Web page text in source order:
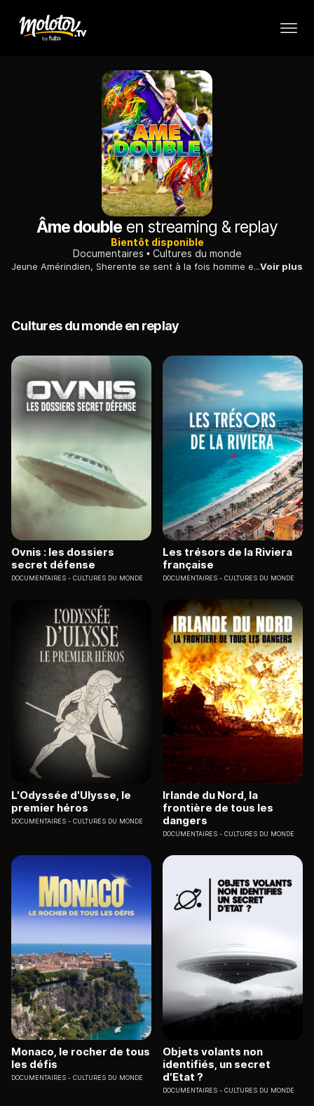
Âme double en streaming & replay
Bientôt disponible
Documentaires
Cultures du monde
Jeune Amérindien, Sherente se sent à la fois homme et femme. L'adolescent se bat contre les discriminations et pour les droits des indigènes.Voir plus
Cultures du monde en replay
Ovnis : les dossiers
secret défense
DOCUMENTAIRES CULTURES DU MONDE
Les trésors de la Riviera
française
DOCUMENTAIRES CULTURES DU MONDE
L'Odyssée d'Ulysse, le
premier héros
DOCUMENTAIRES CULTURES DU MONDE
Irlande du Nord, la
frontière de tous les
dangers
DOCUMENTAIRES CULTURES DU MONDE
Monaco, le rocher de tous
les défis
DOCUMENTAIRES CULTURES DU MONDE
Objets volants non
identifiés, un secret
d'Etat ?
DOCUMENTAIRES CULTURES DU MONDE